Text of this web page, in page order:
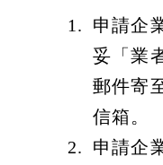
申請企
妥「業
郵件寄
信箱。
申請企